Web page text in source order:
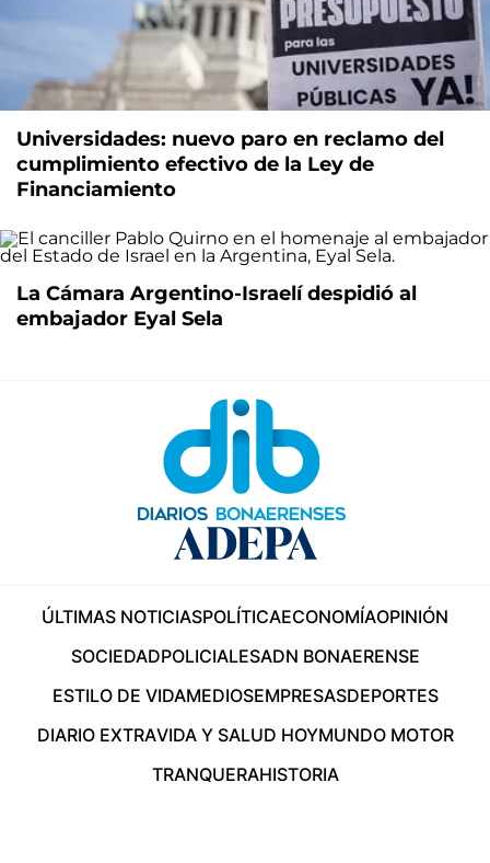
Universidades: nuevo paro en reclamo del
cumplimiento efectivo de la Ley de
Financiamiento
La Cámara Argentino-Israelí despidió al
embajador Eyal Sela
ÚLTIMAS NOTICIASPOLÍTICAECONOMÍAOPINIÓN
SOCIEDADPOLICIALESADN BONAERENSE
ESTILO DE VIDAMEDIOSEMPRESASDEPORTES
DIARIO EXTRAVIDA Y SALUD HOYMUNDO MOTOR
TRANQUERAHISTORIA